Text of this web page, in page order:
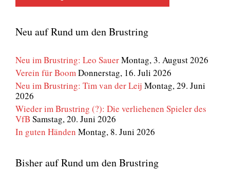
Neu auf Rund um den Brustring
Neu im Brustring: Leo SauerMontag, 3. August 2026
Verein für BoomDonnerstag, 16. Juli 2026
Neu im Brustring: Tim van der Leij Montag, 29. Juni
2026
Wieder im Brustring (?): Die verliehenen Spieler des
VfB Samstag, 20. Juni 2026
In guten Händen Montag, 8. Juni 2026
Bisher auf Rund um den Brustring